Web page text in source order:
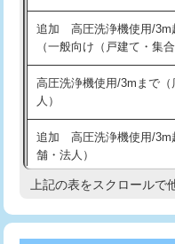
マス交換（深さ50㎝以上
コンクリート斫り（厚さ10
コンクリート斫り（厚さ
モルタル補修（厚さ10㎝ま
モルタル補修（厚さ10㎝
洗面台設置
持込商品取付（混合水栓）
給水管工事※（ホール加工)
給水管工事※（バンド止
給水管工事※（支持金具
給水管工事※（保温材使
め込み）)
追加 高圧洗浄機使用/3m
（一般向け（戸建て・集合
高圧洗浄機使用/3mまで（
人）
追加 高圧洗浄機使用/3m
舗・法人）
高度高圧洗浄換
上記の表をスクロールで